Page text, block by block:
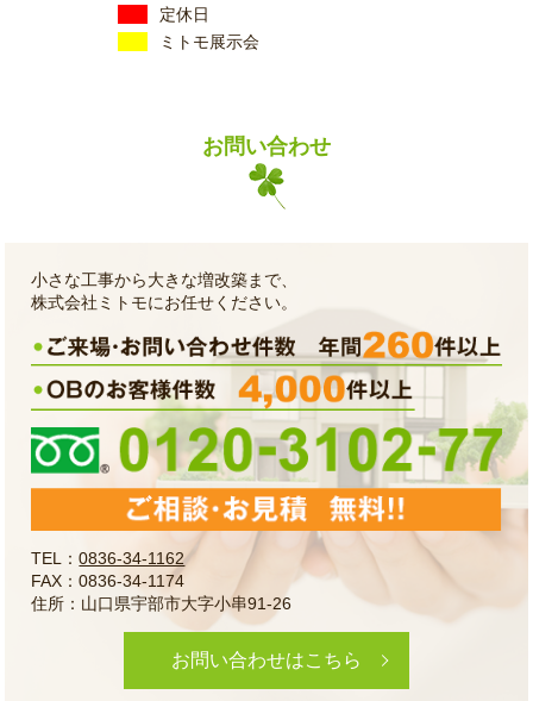
定休日
ミトモ展示会
お問い合わせ
小さな工事から大きな増改築まで、
株式会社ミトモにお任せください。
TEL：0836-34-1162
FAX：0836-34-1174
住所：山口県宇部市大字小串91-26
お問い合わせはこちら